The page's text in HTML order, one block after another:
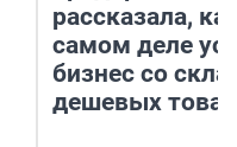
рассказала,
самом деле
бизнес со
дешевых